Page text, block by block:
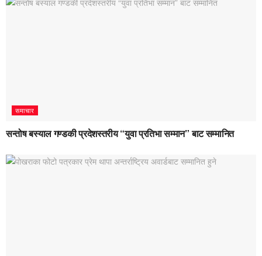
समाचार
सन्तोष बस्याल गण्डकी प्रदेशस्तरीय “युवा प्रतिभा सम्मान” बाट सम्मानित